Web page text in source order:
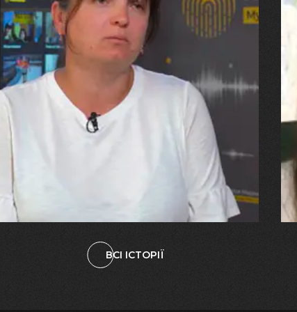
29.07.2026
Марина, Ваїд та Аміна Харченко
"Попри всі втрати, ми не
зламалися: тепер я бачу
свого вбитого чоловіка у
наших дітях"
ВСІ ІСТОРІЇ